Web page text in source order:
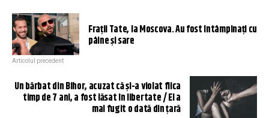
Frații Tate, la Moscova. Au fost întâmpinați cu
pâine și sare
Articolul precedent
Un bărbat din Bihor, acuzat că și-a violat fiica
timp de 7 ani, a fost lăsat în libertate / El a
mai fugit o dată din țară